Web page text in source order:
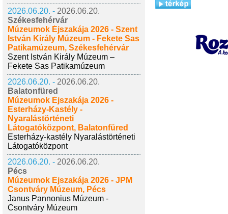
2026.06.20. - 2026.06.20.
Székesfehérvár
Múzeumok Éjszakája 2026 - Szent
István Király Múzeum - Fekete Sas
Patikamúzeum, Székesfehérvár
Szent István Király Múzeum –
Fekete Sas Patikamúzeum
2026.06.20. - 2026.06.20.
Balatonfüred
Múzeumok Éjszakája 2026 -
Esterházy-Kastély -
Nyaralástörténeti
Látogatóközpont, Balatonfüred
Esterházy-kastély Nyaralástörténeti
Látogatóközpont
2026.06.20. - 2026.06.20.
Pécs
Múzeumok Éjszakája 2026 - JPM
Csontváry Múzeum, Pécs
Janus Pannonius Múzeum -
Csontváry Múzeum